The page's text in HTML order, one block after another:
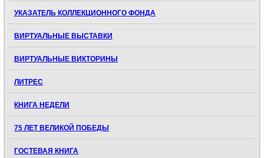
УКАЗАТЕЛЬ КОЛЛЕКЦИОННОГО ФОНДА
ВИРТУАЛЬНЫЕ ВЫСТАВКИ
ВИРТУАЛЬНЫЕ ВИКТОРИНЫ
ЛИТРЕС
КНИГА НЕДЕЛИ
75 ЛЕТ ВЕЛИКОЙ ПОБЕДЫ
ГОСТЕВАЯ КНИГА